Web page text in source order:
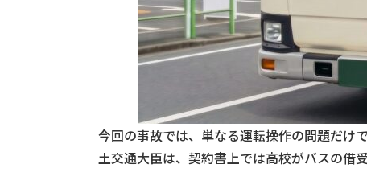
今回の事故では、単なる運転操作の問題だけ
土交通大臣は、契約書上では高校がバスの借